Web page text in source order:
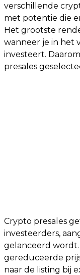
verschillende
met potentie die
Het grootste
wanneer je in het
investeert.
presales
Crypto presales
investeerders,
gelanceerd
gereduceerde
naar de listing bij